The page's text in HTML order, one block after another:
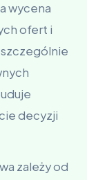
wycena
ofert i
decyzji
zależy od